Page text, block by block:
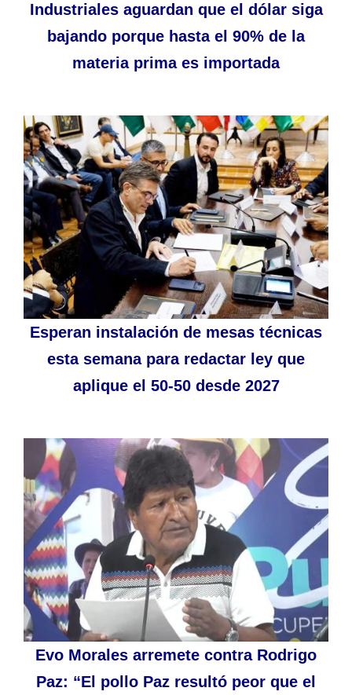
Industriales aguardan que el dólar siga
bajando porque hasta el 90% de la
materia prima es importada
Esperan instalación de mesas técnicas
esta semana para redactar ley que
aplique el 50-50 desde 2027
Evo Morales arremete contra Rodrigo
Paz: “El pollo Paz resultó peor que el